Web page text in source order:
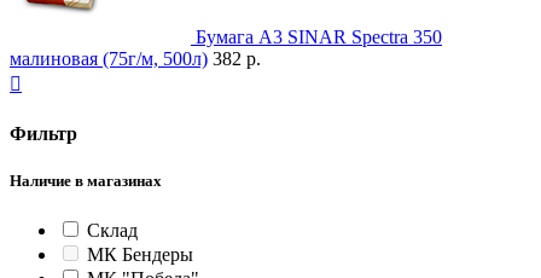
Бумага A3 SINAR Spectra 350
малиновая (75г/м, 500л) 382 р.

Фильтр
Наличие в магазинах
Склад
МК Бендеры